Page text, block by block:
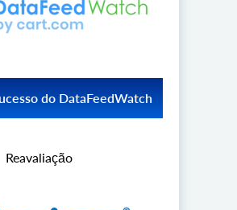
do DataFeedWatch
Commerce via API2Cart
Reavaliação